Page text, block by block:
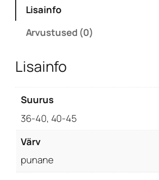
g
u
k
k
Lisainfo
Arvustused (0)
Lisainfo
Suurus
36-40, 40-45
Värv
punane